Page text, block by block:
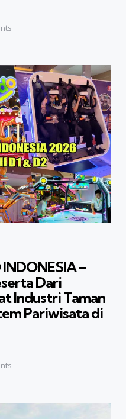
–
Dari
Industri Taman
Pariwisata di